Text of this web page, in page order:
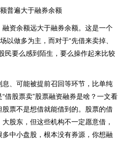
普遍大于融券余额
资余额远大于融券余额。这是一个
以做多为主，而对于“先借来卖掉、
民要么感到陌生，要么操作起来比较
、可能被提前召回等环节，比单纯
借股票卖”股票融资融券是啥？一文看
票不是想借就能借到的。股票的借
股东，但这些机构不一定愿意借，
中小盘股，根本没有券源，你想融